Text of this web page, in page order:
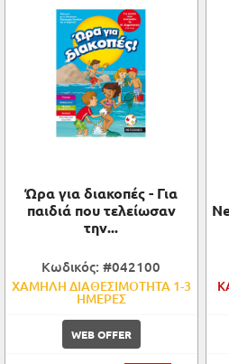
Ώρα για διακοπές - Για
παιδιά που τελείωσαν
την...
Κωδικός: #042100
ΧΑΜΗΛΗ ΔΙΑΘΕΣΙΜΟΤΗΤΑ 1-3
ΗΜΕΡΕΣ
WEB OFFER